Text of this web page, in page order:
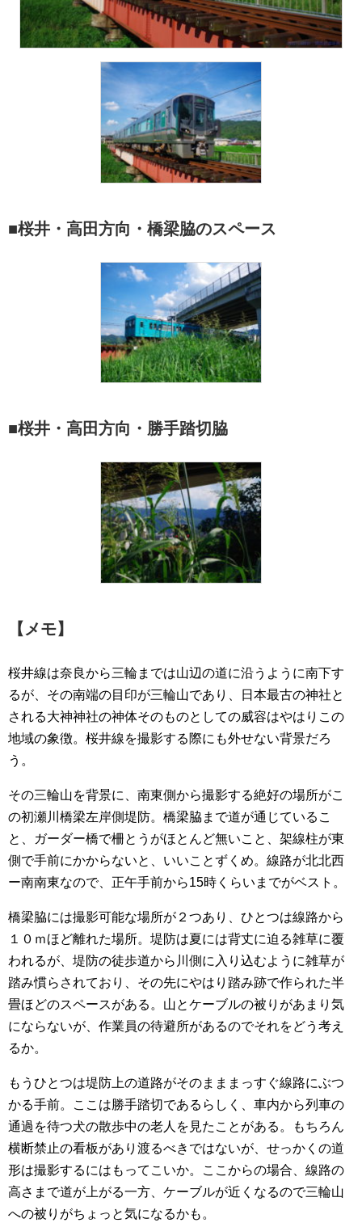
■桜井・高田方向・橋梁脇のスペース
■桜井・高田方向・勝手踏切脇
【メモ】
桜井線は奈良から三輪までは山辺の道に沿うように南下す
るが、その南端の目印が三輪山であり、日本最古の神社と
される大神神社の神体そのものとしての威容はやはりこの
地域の象徴。桜井線を撮影する際にも外せない背景だろ
う。
その三輪山を背景に、南東側から撮影する絶好の場所がこ
の初瀬川橋梁左岸側堤防。橋梁脇まで道が通じているこ
と、ガーダー橋で柵とうがほとんど無いこと、架線柱が東
側で手前にかからないと、いいことずくめ。線路が北北西
ー南南東なので、正午手前から15時くらいまでがベスト。
橋梁脇には撮影可能な場所が２つあり、ひとつは線路から
１０ｍほど離れた場所。堤防は夏には背丈に迫る雑草に覆
われるが、堤防の徒歩道から川側に入り込むように雑草が
踏み慣らされており、その先にやはり踏み跡で作られた半
畳ほどのスペースがある。山とケーブルの被りがあまり気
にならないが、作業員の待避所があるのでそれをどう考え
るか。
もうひとつは堤防上の道路がそのまままっすぐ線路にぶつ
かる手前。ここは勝手踏切であるらしく、車内から列車の
通過を待つ犬の散歩中の老人を見たことがある。もちろん
横断禁止の看板があり渡るべきではないが、せっかくの道
形は撮影するにはもってこいか。ここからの場合、線路の
高さまで道が上がる一方、ケーブルが近くなるので三輪山
への被りがちょっと気になるかも。